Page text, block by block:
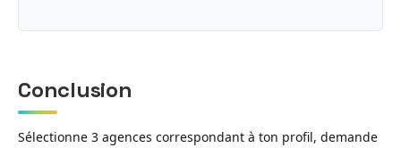
Conclusion
Sélectionne 3 agences correspondant à ton profil, demande